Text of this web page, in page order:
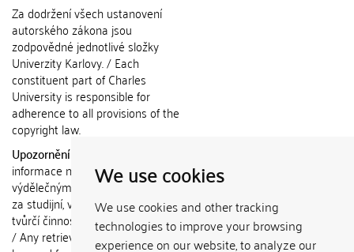
We use cookies
We use cookies and other tracking
technologies to improve your browsing
experience on our website, to analyze our
Za dodržení všech ustanovení
autorského zákona jsou
zodpovědné jednotlivé složky
Univerzity Karlovy. / Each
constituent part of Charles
University is responsible for
adherence to all provisions of the
copyright law.
Upozornění / Notice:
informace nemohou být použity k
výdělečným účelům nebo vydávány
za studijní, vědeckou nebo jinou
tvůrčí činnost jiné osoby než autora.
/ Any retrieved information shall not